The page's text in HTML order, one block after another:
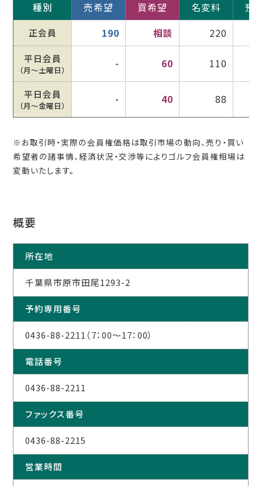
種別 売希望 買希望 名変料 預
正会員 190 相談 220
平日会員
（月〜土曜日） - 60 110
平日会員
（月〜金曜日） - 40 88
※お取引時・実際の会員権価格は取引市場の動向、売り・買い
希望者の諸事情、経済状況・交渉等によりゴルフ会員権相場は
変動いたします。
概要
所在地
千葉県市原市田尾1293-2
予約専用番号
0436-88-2211（7：00～17：00）
電話番号
0436-88-2211
ファックス番号
0436-88-2215
営業時間